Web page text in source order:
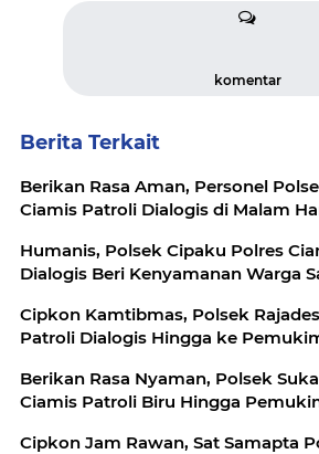
komentar
Berita Terkait
Berikan Rasa Aman, Personel
Ciamis Patroli Dialogis di Malam
Humanis, Polsek Cipaku Polres
Dialogis Beri Kenyamanan Warga
Cipkon Kamtibmas, Polsek
Patroli Dialogis Hingga ke
Berikan Rasa Nyaman, Polsek
Ciamis Patroli Biru Hingga
Cipkon Jam Rawan, Sat Samapta